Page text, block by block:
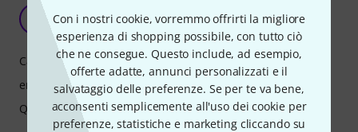
Con i nostri cookie, vorremmo offrirti la migliore
esperienza di shopping possibile, con tutto ciò
che ne consegue. Questo include, ad esempio,
offerte adatte, annunci personalizzati e il
salvataggio delle preferenze. Se per te va bene,
acconsenti semplicemente all'uso dei cookie per
preferenze, statistiche e marketing cliccando su
La prossima grande cosa
DennisTheMenace 04.10.2024
Caratteristiche
emissione di luce
Qualità